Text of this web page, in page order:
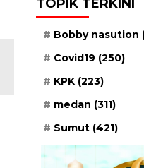
TOPIK TERKINI
Bobby nasution
Covid19 (250)
KPK (223)
medan (311)
Sumut (421)